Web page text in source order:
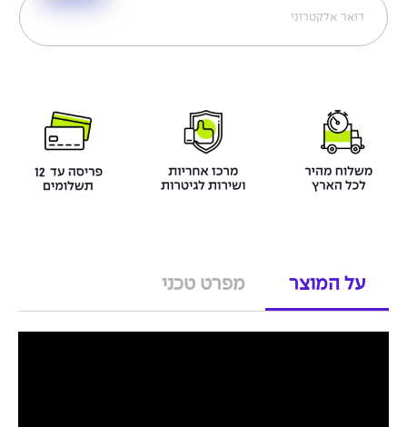
על המוצר מפרט טכני